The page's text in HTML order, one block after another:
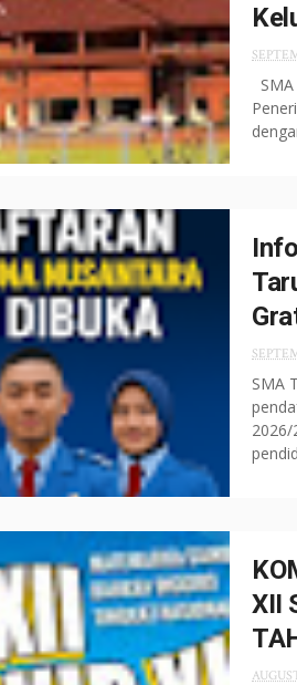
SMA
2026/
XII